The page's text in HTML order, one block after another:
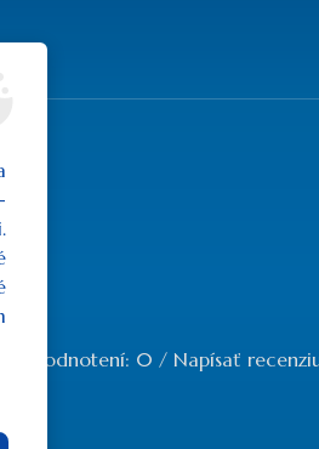
hodnotení: 0 / Napísať